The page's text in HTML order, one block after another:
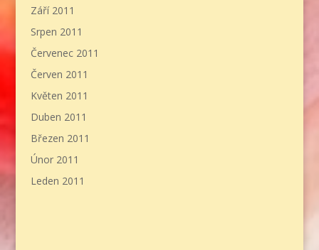
Září 2011
Srpen 2011
Červenec 2011
Červen 2011
Květen 2011
Duben 2011
Březen 2011
Únor 2011
Leden 2011